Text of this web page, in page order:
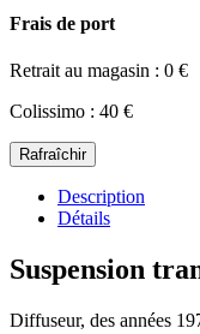
Frais de port
Retrait au magasin : 0 €
Colissimo : 40 €
Description
Détails
Suspension
Diffuseur, des années